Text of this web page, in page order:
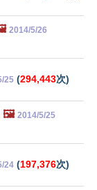
2014/5/26
25 (294,443次)
🖼️ 2014/5/25
24 (197,376次)